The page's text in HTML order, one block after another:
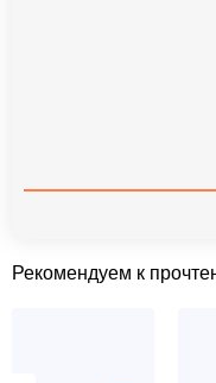
Рекомендуем к